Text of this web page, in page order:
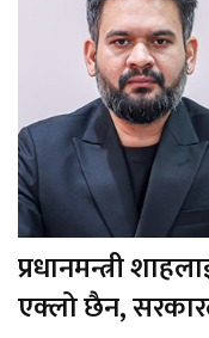
प्रधानमन्त्री
एक्लो छैन,